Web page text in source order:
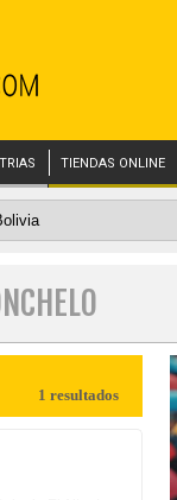
TIENDAS ONLINE
1 resultados